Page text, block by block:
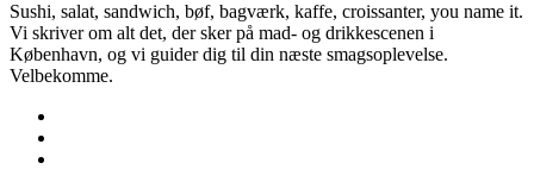
Sushi, salat, sandwich, bøf, bagværk, kaffe, croissanter, you name it.
Vi skriver om alt det, der sker på mad- og drikkescenen i
København, og vi guider dig til din næste smagsoplevelse.
Velbekomme.